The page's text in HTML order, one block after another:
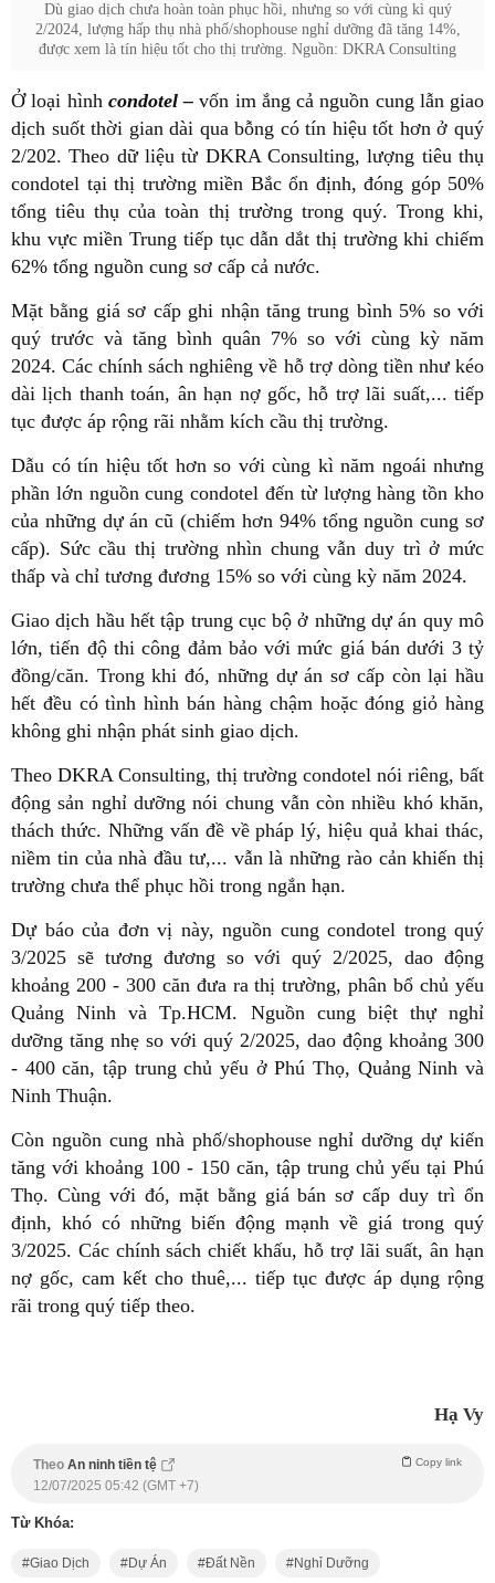
Dù giao dịch chưa hoàn toàn phục hồi, nhưng so với cùng kì quý
2/2024, lượng hấp thụ nhà phố/shophouse nghỉ dưỡng đã tăng 14%,
được xem là tín hiệu tốt cho thị trường. Nguồn: DKRA Consulting
Ở loại hình condotel –vốn im ắng cả nguồn cung lẫn giao
dịch suốt thời gian dài qua bỗng có tín hiệu tốt hơn ở quý
2/202. Theo dữ liệu từ DKRA Consulting, lượng tiêu thụ
condotel tại thị trường miền Bắc ổn định, đóng góp 50%
tổng tiêu thụ của toàn thị trường trong quý. Trong khi,
khu vực miền Trung tiếp tục dẫn dắt thị trường khi chiếm
62% tổng nguồn cung sơ cấp cả nước.
Mặt bằng giá sơ cấp ghi nhận tăng trung bình 5% so với
quý trước và tăng bình quân 7% so với cùng kỳ năm
2024. Các chính sách nghiêng về hỗ trợ dòng tiền như kéo
dài lịch thanh toán, ân hạn nợ gốc, hỗ trợ lãi suất,... tiếp
tục được áp rộng rãi nhằm kích cầu thị trường.
Dẫu có tín hiệu tốt hơn so với cùng kì năm ngoái nhưng
phần lớn nguồn cung condotel đến từ lượng hàng tồn kho
của những dự án cũ (chiếm hơn 94% tổng nguồn cung sơ
cấp). Sức cầu thị trường nhìn chung vẫn duy trì ở mức
thấp và chỉ tương đương 15% so với cùng kỳ năm 2024.
Giao dịch hầu hết tập trung cục bộ ở những dự án quy mô
lớn, tiến độ thi công đảm bảo với mức giá bán dưới 3 tỷ
đồng/căn. Trong khi đó, những dự án sơ cấp còn lại hầu
hết đều có tình hình bán hàng chậm hoặc đóng giỏ hàng
không ghi nhận phát sinh giao dịch.
Theo DKRA Consulting, thị trường condotel nói riêng, bất
động sản nghỉ dưỡng nói chung vẫn còn nhiều khó khăn,
thách thức. Những vấn đề về pháp lý, hiệu quả khai thác,
niềm tin của nhà đầu tư,... vẫn là những rào cản khiến thị
trường chưa thể phục hồi trong ngắn hạn.
Dự báo của đơn vị này, nguồn cung condotel trong quý
3/2025 sẽ tương đương so với quý 2/2025, dao động
khoảng 200 - 300 căn đưa ra thị trường, phân bổ chủ yếu
Quảng Ninh và Tp.HCM. Nguồn cung biệt thự nghỉ
dưỡng tăng nhẹ so với quý 2/2025, dao động khoảng 300
- 400 căn, tập trung chủ yếu ở Phú Thọ, Quảng Ninh và
Ninh Thuận.
Còn nguồn cung nhà phố/shophouse nghỉ dưỡng dự kiến
tăng với khoảng 100 - 150 căn, tập trung chủ yếu tại Phú
Thọ. Cùng với đó, mặt bằng giá bán sơ cấp duy trì ổn
định, khó có những biến động mạnh về giá trong quý
3/2025. Các chính sách chiết khấu, hỗ trợ lãi suất, ân hạn
nợ gốc, cam kết cho thuê,... tiếp tục được áp dụng rộng
rãi trong quý tiếp theo.
Hạ Vy
Theo An ninh tiền tệ Copy link
12/07/2025 05:42 (GMT +7)
Từ Khóa:
Giao Dịch Dự Án Đất Nền Nghỉ Dưỡng